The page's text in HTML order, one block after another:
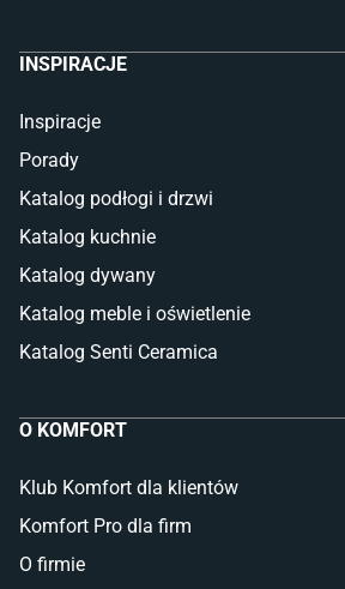
INSPIRACJE
Inspiracje
Porady
Katalog podłogi i drzwi
Katalog kuchnie
Katalog dywany
Katalog meble i oświetlenie
Katalog Senti Ceramica
O KOMFORT
Klub Komfort dla klientów
Komfort Pro dla firm
O firmie